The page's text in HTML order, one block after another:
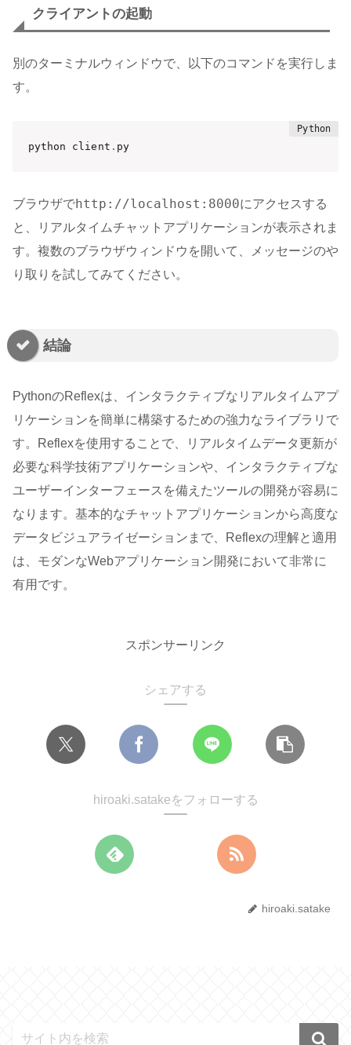
クライアントの起動
別のターミナルウィンドウで、以下のコマンドを実行しま
す。
python client . py
ブラウザでhttp://localhost:8000にアクセスする
と、リアルタイムチャットアプリケーションが表示されま
す。複数のブラウザウィンドウを開いて、メッセージのや
り取りを試してみてください。
結論
PythonのReflexは、インタラクティブなリアルタイムアプ
リケーションを簡単に構築するための強力なライブラリで
す。Reflexを使用することで、リアルタイムデータ更新が
必要な科学技術アプリケーションや、インタラクティブな
ユーザーインターフェースを備えたツールの開発が容易に
なります。基本的なチャットアプリケーションから高度な
データビジュアライゼーションまで、Reflexの理解と適用
は、モダンなWebアプリケーション開発において非常に
有用です。
スポンサーリンク
シェアする
hiroaki.satakeをフォローする
hiroaki.satake